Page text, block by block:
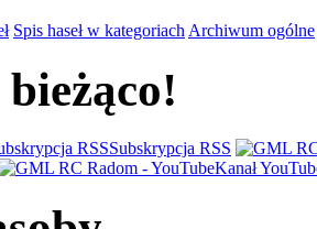
Spis haseł w kategoriach Archiwum ogólne
Subskrypcja RSS
Kanał